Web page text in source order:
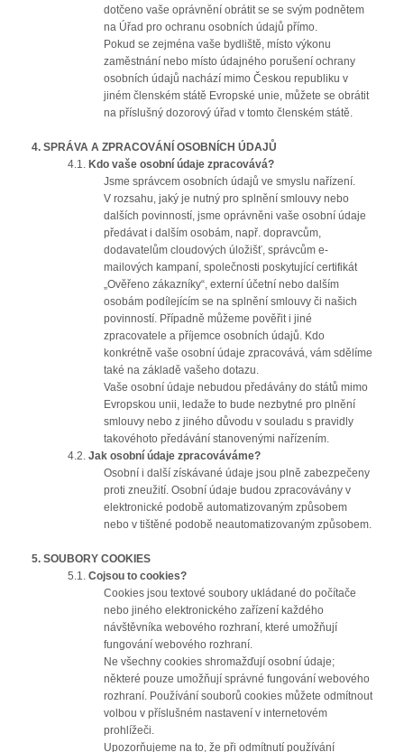
dotčeno vaše oprávnění obrátit se se svým podnětem
na Úřad pro ochranu osobních údajů přímo.
Pokud se zejména vaše bydliště, místo výkonu
zaměstnání nebo místo údajného porušení ochrany
osobních údajů nachází mimo Českou republiku v
jiném členském státě Evropské unie, můžete se obrátit
na příslušný dozorový úřad v tomto členském státě.
4. SPRÁVA A ZPRACOVÁNÍ OSOBNÍCH ÚDAJŮ
4.1. Kdo vaše osobní údaje zpracovává?
Jsme správcem osobních údajů ve smyslu nařízení.
V rozsahu, jaký je nutný pro splnění smlouvy nebo
dalších povinností, jsme oprávněni vaše osobní údaje
předávat i dalším osobám, např. dopravcům,
dodavatelům cloudových úložišť, správcům e-
mailových kampaní, společnosti poskytující certifikát
„Ověřeno zákazníky“, externí účetní nebo dalším
osobám podílejícím se na splnění smlouvy či našich
povinností. Případně můžeme pověřit i jiné
zpracovatele a příjemce osobních údajů. Kdo
konkrétně vaše osobní údaje zpracovává, vám sdělíme
také na základě vašeho dotazu.
Vaše osobní údaje nebudou předávány do států mimo
Evropskou unii, ledaže to bude nezbytné pro plnění
smlouvy nebo z jiného důvodu v souladu s pravidly
takovéhoto předávání stanovenými nařízením.
4.2. Jak osobní údaje zpracováváme?
Osobní i další získávané údaje jsou plně zabezpečeny
proti zneužití. Osobní údaje budou zpracovávány v
elektronické podobě automatizovaným způsobem
nebo v tištěné podobě neautomatizovaným způsobem.
5. SOUBORY COOKIES
5.1. Cojsou to cookies?
Cookies jsou textové soubory ukládané do počítače
nebo jiného elektronického zařízení každého
návštěvníka webového rozhraní, které umožňují
fungování webového rozhraní.
Ne všechny cookies shromažďují osobní údaje;
některé pouze umožňují správné fungování webového
rozhraní. Používání souborů cookies můžete odmítnout
volbou v příslušném nastavení v internetovém
prohlížeči.
Upozorňujeme na to, že při odmítnutí používání